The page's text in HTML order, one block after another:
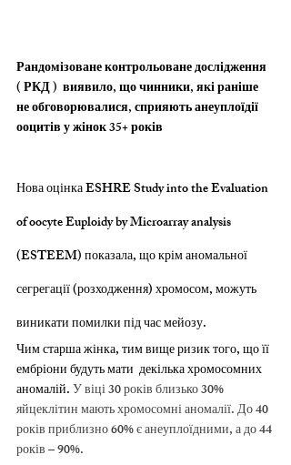
Рандомізоване контрольоване дослідження
( РКД )  виявило, що чинники, які раніше
не обговорювалися, сприяють анеуплоїдії
ооцитів у жінок 35+ років
Нова оцінка ESHRE Study into the Evaluation
of oocyte Euploidy by Microarray analysis
(ESTEEM) показала, що крім аномальної
сегрегації (розходження) хромосом, можуть
виникати помилки під час мейозу.
Чим старша жінка, тим вище ризик того, що її
ембріони будуть мати  декілька хромосомних
аномалій. У віці 30 років близько 30%
яйцеклітин мають хромосомні аномалії. До 40
років приблизно 60% є анеуплоїдними, а до 44
років – 90%.